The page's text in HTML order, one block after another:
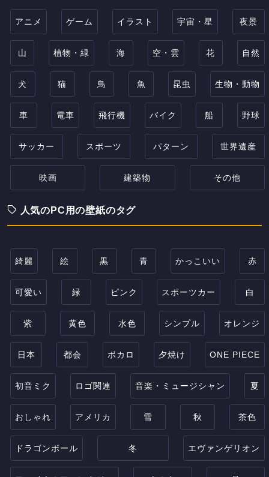
アニメ ゲーム イラスト 宇宙・星 夜景
山 植物・緑 海 空・雲 花 自然
犬 猫 鳥 魚 昆虫 生物・動物
車 電車 飛行機 バイク 船 野球
サッカー スポーツ パターン 世界遺産
映画 建築物 その他
人気のPC用の壁紙のタグ
綺麗 絵 黒 青 かっこいい 赤
可愛い 緑 ピンク スポーツカー 白
紫 黄色 水色 シンプル オレンジ
日本 都会 ボカロ 夕焼け ONE PIECE
初音ミク ロゴ関連 音楽・ミュージシャン 夏
おしゃれ アメリカ 雪 秋 茶色
ドラゴンボール 冬 エヴァンゲリオン